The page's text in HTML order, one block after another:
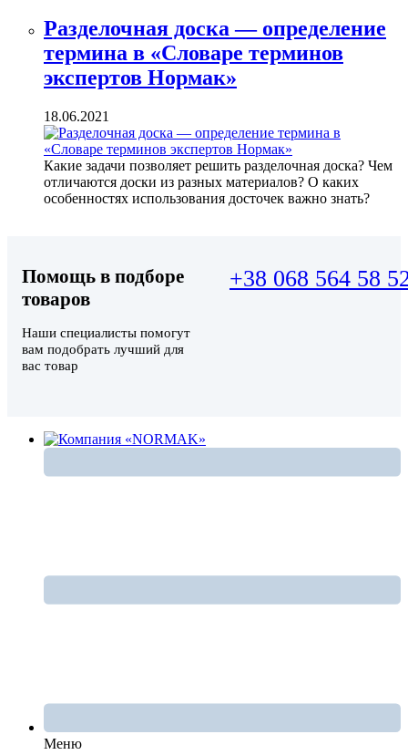
Разделочная доска — определение
термина в «Словаре терминов
экспертов Нормак»
18.06.2021
Какие задачи позволяет решить разделочная доска? Чем
отличаются доски из разных материалов? О каких
особенностях использования досточек важно знать?
Помощь в подборе
товаров
Наши специалисты помогут
вам подобрать лучший для
вас товар
+38 068 564 58
Меню